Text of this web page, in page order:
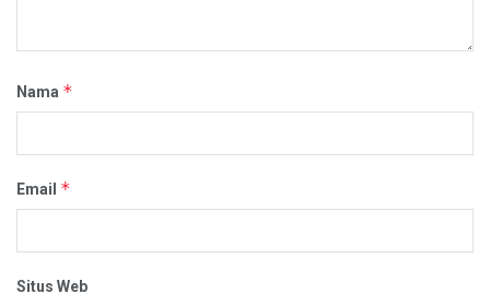
Nama *
Email *
Situs Web